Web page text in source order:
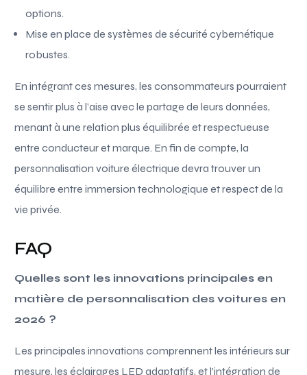
options.
Mise en place de systèmes de sécurité cybernétique
robustes.
En intégrant ces mesures, les consommateurs pourraient
se sentir plus à l’aise avec le partage de leurs données,
menant à une relation plus équilibrée et respectueuse
entre conducteur et marque. En fin de compte, la
personnalisation voiture électrique devra trouver un
équilibre entre immersion technologique et respect de la
vie privée.
FAQ
Quelles sont les innovations principales en
matière de personnalisation des voitures en
2026 ?
Les principales innovations comprennent les intérieurs sur
mesure, les éclairages LED adaptatifs, et l’intégration de